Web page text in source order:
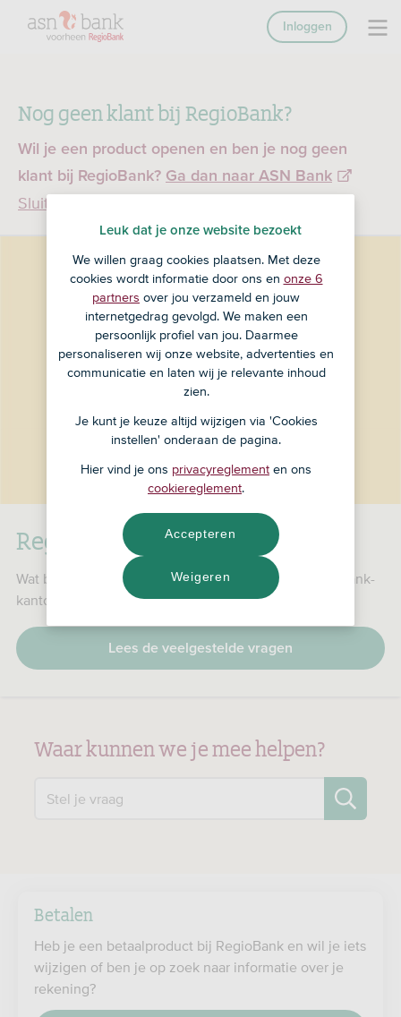
Nog geen klant bij RegioBank?
Wil je een product openen en ben je nog geen
klant bij RegioBank? Ga dan naar ASN Bank
Sluiten
Inloggen
RegioBank is nu ASN Bank
Wat betekent dat voor jou, je producten en je RegioBank-
kantoor?
Lees de veelgestelde vragen
Waar kunnen we je mee helpen?
Stel je vraag
Betalen
Heb je een betaalproduct bij RegioBank en wil je iets
wijzigen of ben je op zoek naar informatie over je
rekening?
Leuk dat je onze website bezoekt
We willen graag cookies plaatsen. Met deze
cookies wordt informatie door ons en onze 6
partners over jou verzameld en jouw
internetgedrag gevolgd. We maken een
persoonlijk profiel van jou. Daarmee
personaliseren wij onze website, advertenties en
communicatie en laten wij je relevante inhoud
zien.
Je kunt je keuze altijd wijzigen via 'Cookies
instellen' onderaan de pagina.
Hier vind je ons privacyreglement en ons
cookiereglement.
Weigeren
Accepteren